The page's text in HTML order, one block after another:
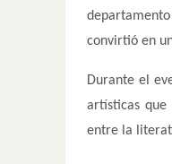
convirtió en
Durante el
artísticas
entre la